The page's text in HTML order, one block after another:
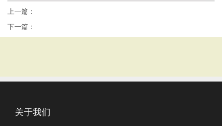
上一篇：
下一篇：
关于我们